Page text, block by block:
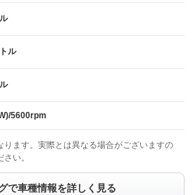
：装備なし
フロントカメラ
：装備なし
ル
5600rpm
ます。実際とは異なる場合がございますの
い。
で車種情報を詳しく見る